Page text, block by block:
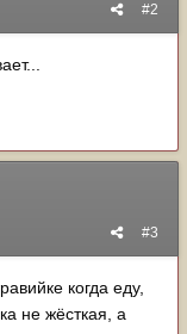
#2
#3
когда еду,
не жёсткая, а